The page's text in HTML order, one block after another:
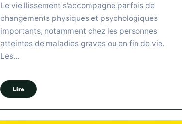
Le vieillissement s'accompagne parfois de
changements physiques et psychologiques
importants, notamment chez les personnes
atteintes de maladies graves ou en fin de vie.
Les…
Lire